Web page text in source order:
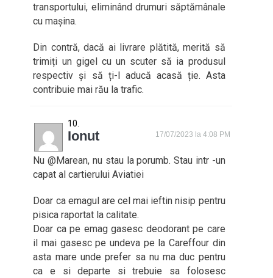
transportului, eliminând drumuri săptămânale
cu mașina.
Din contră, dacă ai livrare plătită, merită să
trimiți un gigel cu un scuter să ia produsul
respectiv și să ți-l aducă acasă ție. Asta
contribuie mai rău la trafic.
Ionut 17/07/2023 la 4:08 PM
Nu @Marean, nu stau la porumb. Stau intr -un
capat al cartierului Aviatiei
Doar ca emagul are cel mai ieftin nisip pentru
pisica raportat la calitate.
Doar ca pe emag gasesc deodorant pe care
il mai gasesc pe undeva pe la Careffour din
asta mare unde prefer sa nu ma duc pentru
ca e si departe si trebuie sa folosesc